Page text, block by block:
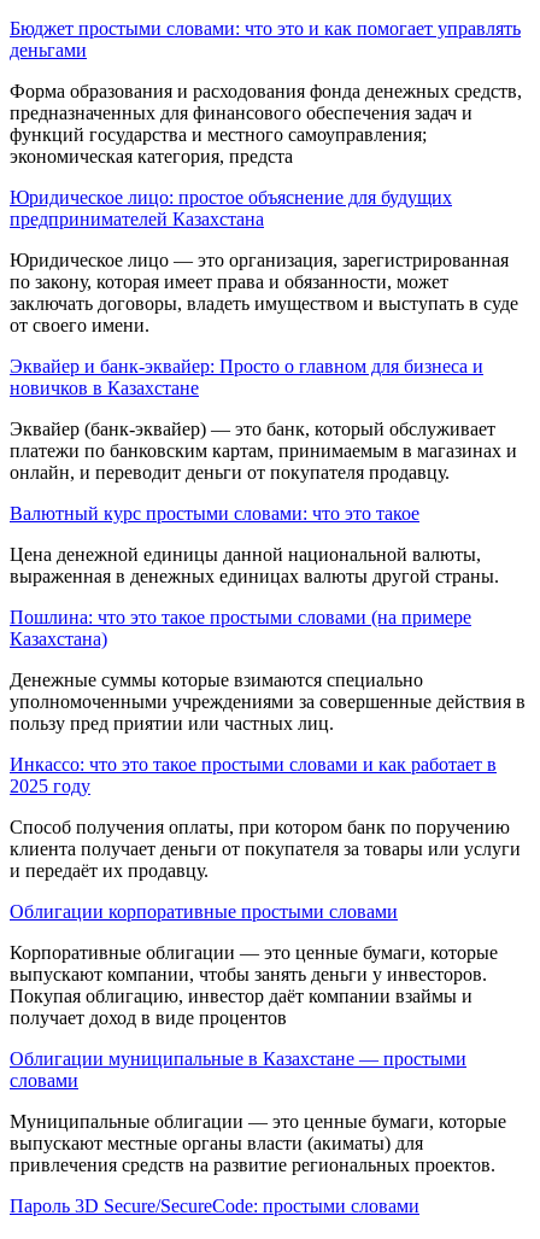
Бюджет простыми словами: что это и как помогает управлять
деньгами
Форма образования и расходо­вания фонда денежных средств,
предназначен­ных для финансового обеспечения задач и
функций государства и местного самоуправле­ния;
экономическая категория, предста
Юридическое лицо: простое объяснение для будущих
предпринимателей Казахстана
Юридическое лицо — это организация, зарегистрированная
по закону, которая имеет права и обязанности, может
заключать договоры, владеть имуществом и выступать в суде
от своего имени.
Эквайер и банк-эквайер: Просто о главном для бизнеса и
новичков в Казахстане
Эквайер (банк-эквайер) — это банк, который обслуживает
платежи по банковским картам, принимаемым в магазинах и
онлайн, и переводит деньги от покупателя продавцу.
Валютный курс простыми словами: что это такое
Цена денежной единицы данной национальной валюты,
выраженная в денежных единицах валюты другой страны.
Пошлина: что это такое простыми словами (на примере
Казахстана)
Денежные суммы которые взи­маются специально
уполномоченными учрежде­ниями за совершенные действия в
пользу пред приятии или частных лиц.
Инкассо: что это такое простыми словами и как работает в
2025 году
Способ получения оплаты, при котором банк по поручению
клиента получает деньги от покупателя за товары или услуги
и передаёт их продавцу.
Облигации корпоративные простыми словами
Корпоративные облигации — это ценные бумаги, которые
выпускают компании, чтобы занять деньги у инвесторов.
Покупая облигацию, инвестор даёт компании взаймы и
получает доход в виде процентов
Облигации муниципальные в Казахстане — простыми
словами
Муниципальные облигации — это ценные бумаги, которые
выпускают местные органы власти (акиматы) для
привлечения средств на развитие региональных проектов.
Пароль 3D Secure/SecureCode: простыми словами